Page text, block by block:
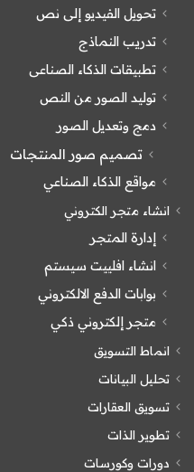
تحويل الفيديو إلى نص
تدريب النماذج
تطبيقات الذكاء الصناعى
توليد الصور من النص
دمج وتعديل الصور
تصميم صور المنتجات
مواقع الذكاء الصناعي
انشاء متجر الكتروني
إدارة المتجر
انشاء افلييت سيستم
بوابات الدفع الالكتروني
متجر إلكتروني ذكي
انماط التسويق
تحليل البيانات
تسويق العقارات
تطوير الذات
دورات وكورسات